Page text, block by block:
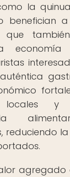
la
benefician
que
y
reduciendo